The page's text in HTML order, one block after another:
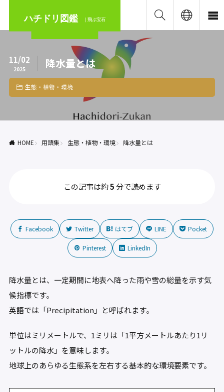
ハチドリ図鑑 ｜飛ぶ宝石
11/02
2025 降水量とは
生態・植物・環境
HOME 用語集 生態・植物・環境 降水量とは
この記事は約5分で読めます
Facebook Twitter はてブ LINE Pocket
Pinterest LinkedIn
降水量とは、一定期間に地表へ降った雨や雪の総量を示す気
候指標です。
英語では「Precipitation」と呼ばれます。
単位はミリメートルで、1ミリは「1平方メートルあたり1リ
ットルの降水」を意味します。
地球上のあらゆる生態系を左右する基本的な環境要素です。